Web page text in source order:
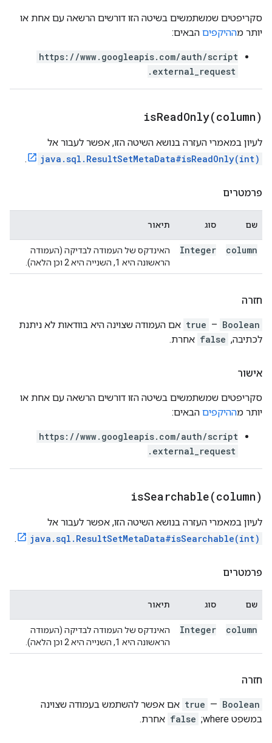
סקריפטים שמשתמשים בשיטה הזו דורשים הרשאה עם אחת או
יותר מההיקפים הבאים:
https://www.googleapis.com/auth/script
.external_request
isReadOnly(column)
לעיון במאמרי העזרה בנושא השיטה הזו, אפשר לעבור אל
java.sql.ResultSetMetaData#isReadOnly(int)
.
פרמטרים
שם סוג תיאור
column
Integer
האינדקס של העמודה לבדיקה (העמודה
הראשונה היא 1, השנייה היא 2 וכן הלאה).
חזרה
Boolean
–
true אם העמודה שצוינה היא בוודאות לא ניתנת
לכתיבה, false אחרת.
אישור
סקריפטים שמשתמשים בשיטה הזו דורשים הרשאה עם אחת או
יותר מההיקפים הבאים:
https://www.googleapis.com/auth/script
.external_request
isSearchable(column)
לעיון במאמרי העזרה בנושא השיטה הזו, אפשר לעבור אל
java.sql.ResultSetMetaData#isSearchable(int)
.
פרמטרים
שם סוג תיאור
column
Integer
האינדקס של העמודה לבדיקה (העמודה
הראשונה היא 1, השנייה היא 2 וכן הלאה).
חזרה
Boolean
—
true אם אפשר להשתמש בעמודה שצוינה
במשפט where;‏
false אחרת.